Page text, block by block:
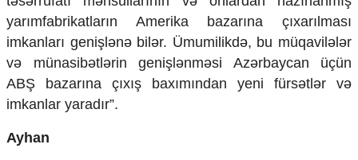
yarımfabrikatların Amerika bazarına çıxarılması
imkanları genişlənə bilər. Ümumilikdə, bu müqavilələr
və münasibətlərin genişlənməsi Azərbaycan üçün
ABŞ bazarına çıxış baxımından yeni fürsətlər və
imkanlar yaradır”.
Ayhan